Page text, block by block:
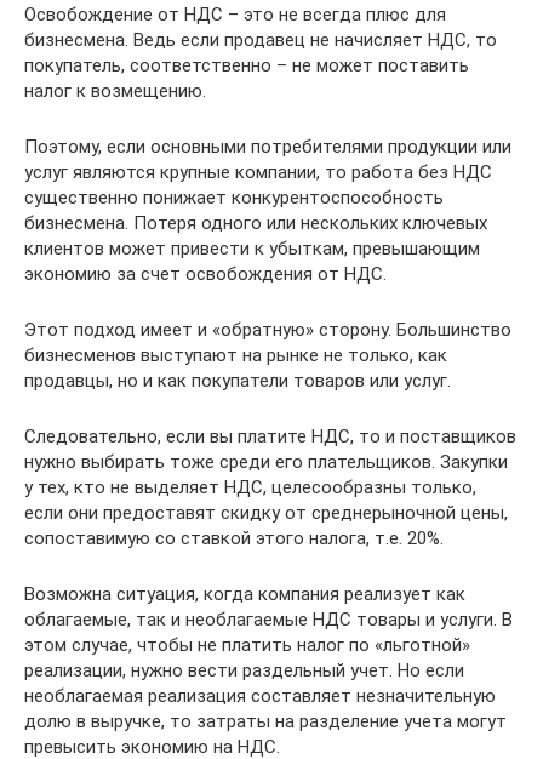
Освобождение от НДС – это не всегда плюс для
бизнесмена. Ведь если продавец не начисляет НДС, то
покупатель, соответственно – не может поставить
налог к возмещению.
Поэтому, если основными потребителями продукции или
услуг являются крупные компании, то работа без НДС
существенно понижает конкурентоспособность
бизнесмена. Потеря одного или нескольких ключевых
клиентов может привести к убыткам, превышающим
экономию за счет освобождения от НДС.
Этот подход имеет и «обратную» сторону. Большинство
бизнесменов выступают на рынке не только, как
продавцы, но и как покупатели товаров или услуг.
Следовательно, если вы платите НДС, то и поставщиков
нужно выбирать тоже среди его плательщиков. Закупки
у тех, кто не выделяет НДС, целесообразны только,
если они предоставят скидку от среднерыночной цены,
сопоставимую со ставкой этого налога, т.е. 20%.
Возможна ситуация, когда компания реализует как
облагаемые, так и необлагаемые НДС товары и услуги. В
этом случае, чтобы не платить налог по «льготной»
реализации, нужно вести раздельный учет. Но если
необлагаемая реализация составляет незначительную
долю в выручке, то затраты на разделение учета могут
превысить экономию на НДС.